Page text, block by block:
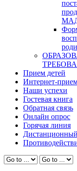
Прием детей
Интернет-
Наши успехи
Гостевая книга
Обратная связь
Онлайн опрос
Горячая линия